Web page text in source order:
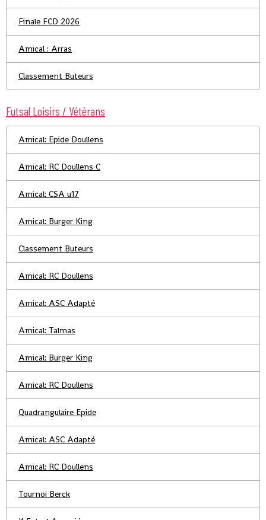
Finale FCD 2026
Amical : Arras
Classement Buteurs
Futsal Loisirs / Vétérans
Amical: Epide Doullens
Amical: RC Doullens C
Amical: CSA u17
Amical: Burger King
Classement Buteurs
Amical: RC Doullens
Amical: ASC Adapté
Amical: Talmas
Amical: Burger King
Amical: RC Doullens
Quadrangulaire Epide
Amical: ASC Adapté
Amical: RC Doullens
Tournoi Berck